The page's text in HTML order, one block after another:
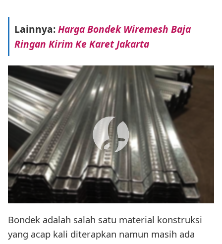
Lainnya:Harga Bondek Wiremesh Baja
Ringan Kirim Ke Karet Jakarta
Bondek adalah salah satu material konstruksi
yang acap kali diterapkan namun masih ada